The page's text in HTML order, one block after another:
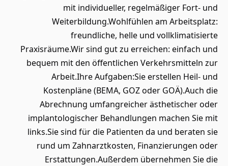
mit individueller, regelmäßiger Fort- und
Weiterbildung.Wohlfühlen am Arbeitsplatz:
freundliche, helle und vollklimatisierte
Praxisräume.Wir sind gut zu erreichen: einfach und
bequem mit den öffentlichen Verkehrsmitteln zur
Arbeit.Ihre Aufgaben:Sie erstellen Heil- und
Kostenpläne (BEMA, GOZ oder GOÄ).Auch die
Abrechnung umfangreicher ästhetischer oder
implantologischer Behandlungen machen Sie mit
links.Sie sind für die Patienten da und beraten sie
rund um Zahnarztkosten, Finanzierungen oder
Erstattungen.Außerdem übernehmen Sie die